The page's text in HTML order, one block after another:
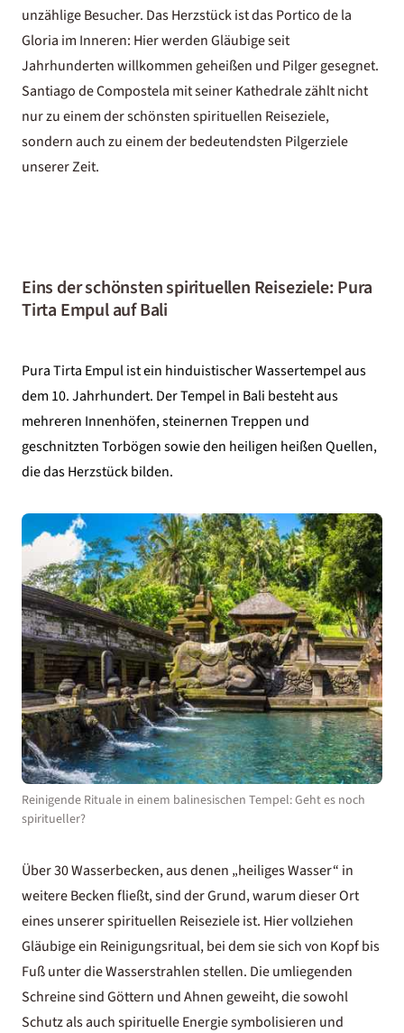
unzählige Besucher. Das Herzstück ist das Portico de la
Gloria im Inneren: Hier werden Gläubige seit
Jahrhunderten willkommen geheißen und Pilger gesegnet.
Santiago de Compostela mit seiner Kathedrale zählt nicht
nur zu einem der schönsten spirituellen Reiseziele,
sondern auch zu einem der bedeutendsten Pilgerziele
unserer Zeit.
Eins der schönsten spirituellen Reiseziele: Pura
Tirta Empul auf Bali
Pura Tirta Empul ist ein hinduistischer Wassertempel aus
dem 10. Jahrhundert. Der Tempel in Bali besteht aus
mehreren Innenhöfen, steinernen Treppen und
geschnitzten Torbögen sowie den heiligen heißen Quellen,
die das Herzstück bilden.
Reinigende Rituale in einem balinesischen Tempel: Geht es noch
spiritueller?
Über 30 Wasserbecken, aus denen „heiliges Wasser“ in
weitere Becken fließt, sind der Grund, warum dieser Ort
eines unserer spirituellen Reiseziele ist. Hier vollziehen
Gläubige ein Reinigungsritual, bei dem sie sich von Kopf bis
Fuß unter die Wasserstrahlen stellen. Die umliegenden
Schreine sind Göttern und Ahnen geweiht, die sowohl
Schutz als auch spirituelle Energie symbolisieren und